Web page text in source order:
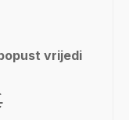
vrijedi